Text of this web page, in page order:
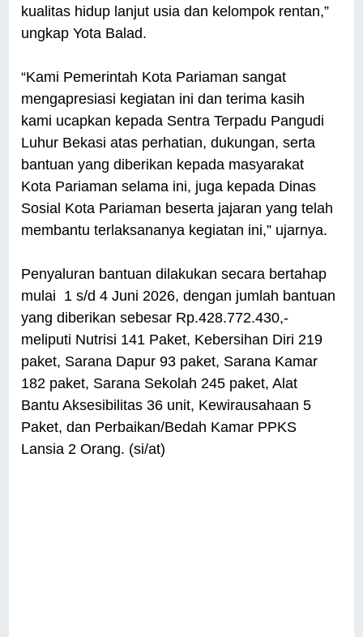
kualitas hidup lanjut usia dan kelompok rentan,”
ungkap Yota Balad.
“Kami Pemerintah Kota Pariaman sangat
mengapresiasi kegiatan ini dan terima kasih
kami ucapkan kepada Sentra Terpadu Pangudi
Luhur Bekasi atas perhatian, dukungan, serta
bantuan yang diberikan kepada masyarakat
Kota Pariaman selama ini, juga kepada Dinas
Sosial Kota Pariaman beserta jajaran yang telah
membantu terlaksananya kegiatan ini,” ujarnya.
Penyaluran bantuan dilakukan secara bertahap
mulai 1 s/d 4 Juni 2026, dengan jumlah bantuan
yang diberikan sebesar Rp.428.772.430,-
meliputi Nutrisi 141 Paket, Kebersihan Diri 219
paket, Sarana Dapur 93 paket, Sarana Kamar
182 paket, Sarana Sekolah 245 paket, Alat
Bantu Aksesibilitas 36 unit, Kewirausahaan 5
Paket, dan Perbaikan/Bedah Kamar PPKS
Lansia 2 Orang. (si/at)